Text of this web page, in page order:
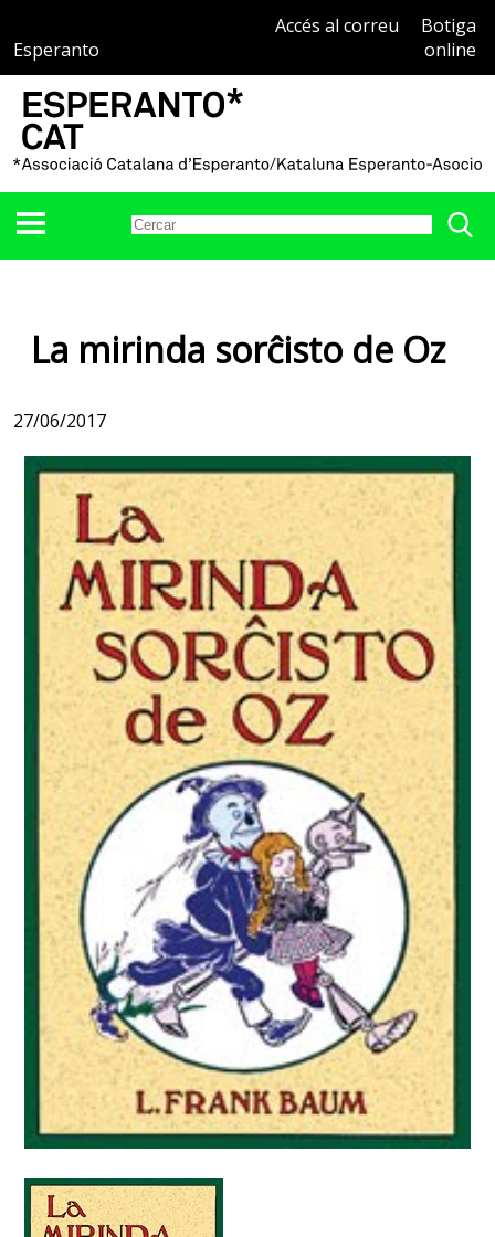
Esperanto
Accés al correu
Botiga
online
La mirinda sorĉisto de Oz
27/06/2017